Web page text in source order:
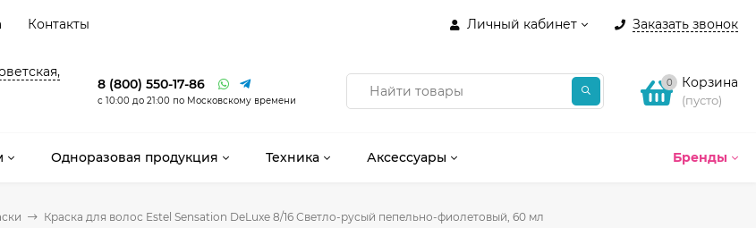
Личный кабинет Заказать звонок
Контакты
8 (800) 550-17-86
с 10:00 до 21:00 по Московскому времени
0 Корзина
(пусто)
Бренды
Одноразовая продукция Техника Аксессуары
Краска для волос Estel Sensation DeLuxe 8/16 Светло-русый пепельно-фиолетовый, 60 мл